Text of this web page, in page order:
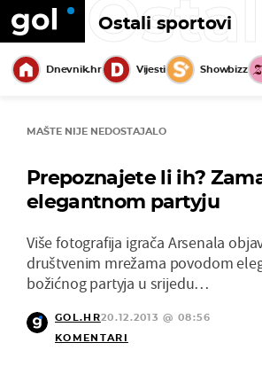
Ostali sportovi
Dnevnik.hr Vijesti Showbizz
MAŠTE NIJE NEDOSTAJALO
Prepoznajete li ih?
elegantnom partyju
Više fotografija igrača Arsenala
društvenim mrežama povodom
božićnog partyja u srijedu…
GOL.HR20.12.2013 @ 08:56
KOMENTARI